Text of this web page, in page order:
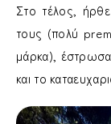
Στο τέλος,
τους (πολύ
μάρκα),
και το